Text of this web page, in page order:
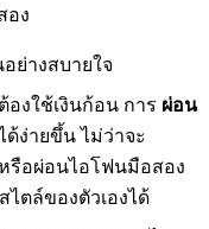
อง
ย่างสบายใจ
งใช้เงินก้อน การ ผ่อน
ง่ายขึ้น ไม่ว่าจะ
รือผ่อนไอโฟนมือสอง
ไตล์ของตัวเองได้